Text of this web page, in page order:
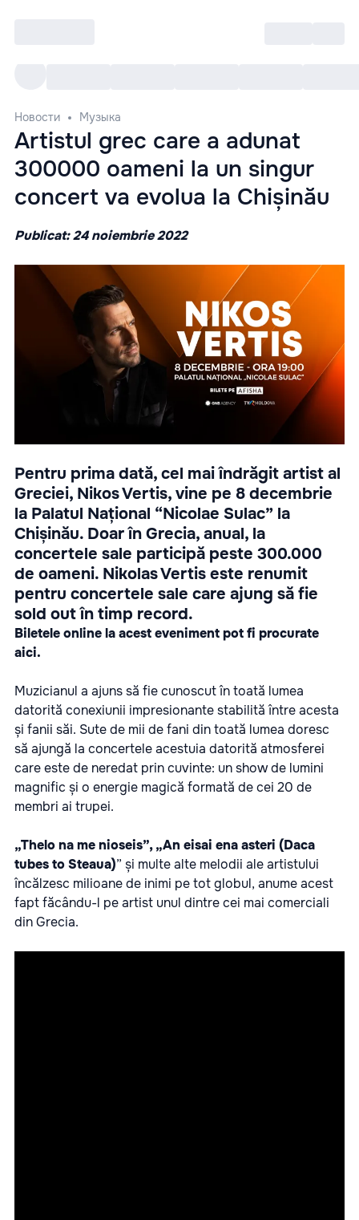
Новости Музыка
Artistul grec care a adunat
300000 oameni la un singur
concert va evolua la Chișinău
Publicat: 24 noiembrie 2022
Pentru prima dată, cel mai îndrăgit artist al
Greciei, Nikos Vertis, vine pe 8 decembrie
la Palatul Național “Nicolae Sulac” la
Chișinău. Doar în Grecia, anual, la
concertele sale participă peste 300.000
de oameni. Nikolas Vertis este renumit
pentru concertele sale care ajung să fie
sold out în timp record.
Biletele online la acest eveniment pot fi procurate
aici.
Muzicianul a ajuns să fie cunoscut în toată lumea
datorită conexiunii impresionante stabilită între acesta
și fanii săi. Sute de mii de fani din toată lumea doresc
să ajungă la concertele acestuia datorită atmosferei
care este de neredat prin cuvinte: un show de lumini
magnific și o energie magică formată de cei 20 de
membri ai trupei.
„Thelo na me nioseis”, „An eisai ena asteri (Daca
tubes to Steaua)” și multe alte melodii ale artistului
încălzesc milioane de inimi pe tot globul, anume acest
fapt făcându-l pe artist unul dintre cei mai comerciali
din Grecia.